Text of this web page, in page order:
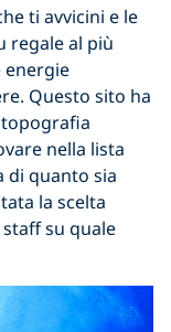
ti avvicini e le
regale al più
energie
Questo sito ha
nella lista
di quanto sia
la scelta
su quale